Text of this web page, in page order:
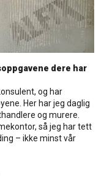
dere har
og har
Her har jeg daglig
og murere.
så jeg har tett
– ikke minst vår